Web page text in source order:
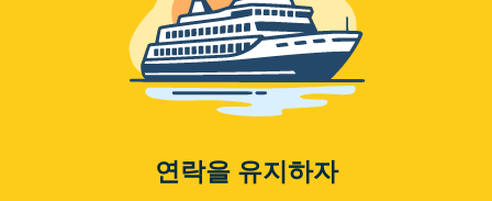
연락을 유지하자